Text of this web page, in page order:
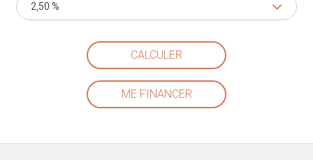
2,50 %
CALCULER
ME FINANCER